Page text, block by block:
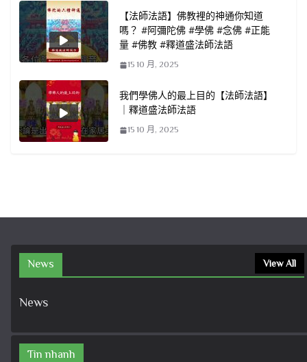
【法師法語】佛教裡的神通你知道
嗎？ #阿彌陀佛 #學佛 #念佛 #正能
量 #佛教 #釋道盛法師法語
15 10 月, 2025
我們學佛人的最上目的【法師法語】
｜釋道盛法師法語
15 10 月, 2025
News View All
News
Tin nhanh